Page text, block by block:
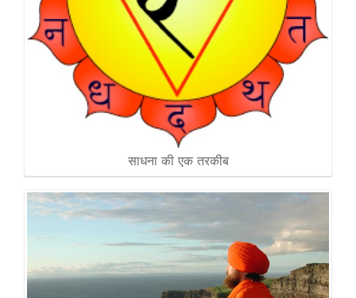
साधना की एक तरकीब